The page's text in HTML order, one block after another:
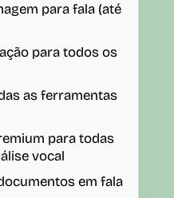
para fala (até
para todos os
as ferramentas
para todas
vocal
em fala